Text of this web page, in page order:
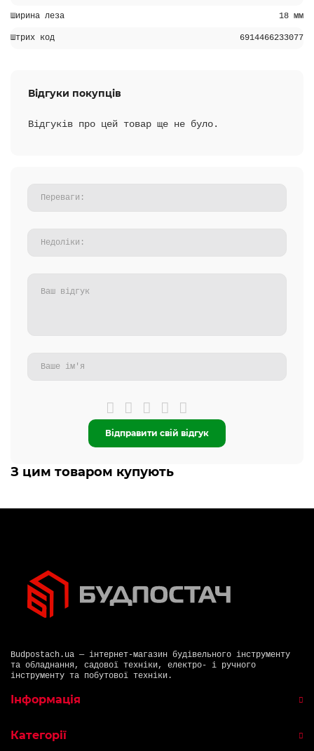
Ширина леза 18 мм
Штрих код 6914466233077
Відгуки покупців
Відгуків про цей товар ще не було.
Відправити свій відгук
З цим товаром купують
Budpostach.ua — інтернет-магазин будівельного інструменту
та обладнання, садової техніки, електро- і ручного
інструменту та побутової техніки.
Інформація
Категорії